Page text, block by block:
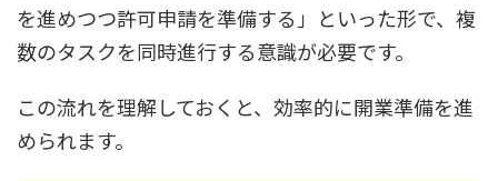
を進めつつ許可申請を準備する」といった形で、複
数のタスクを同時進行する意識が必要です。
この流れを理解しておくと、効率的に開業準備を進
められます。